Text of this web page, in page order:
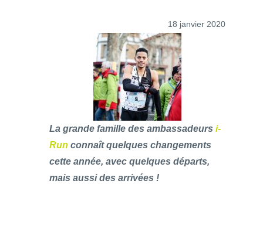
18 janvier 2020
La grande famille des ambassadeurs i-
Run connaît quelques changements
cette année, avec quelques départs,
mais aussi des arrivées !